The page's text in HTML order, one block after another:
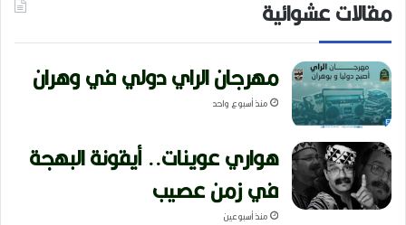
مقالات عشوائية
مهرجان الراي دولي في وهران
منذ أسبوع واحد
هواري عوينات.. أيقونة البهجة
في زمن عصيب
منذ أسبوعين